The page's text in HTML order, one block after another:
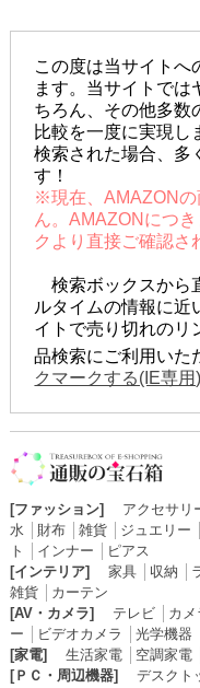
この度は当サイトへ
ます。当サイトでは
ちろん、その他多数
比較を一度に実現し
検索された場合、多
す！
※現在、AMAZONの
ん。AMAZONにつ
クより直接ご確認さ
検索ボックスから
ルタイムの情報に近
イトで売り切れのリ
品検索にご利用いた
クマークする(IE専用)
[ファッション] アクセサリ
水
財布│ 雑貨│ ジュエリー
ト
インナー
ピアス
[インテリア]
家具│ 収納
雑貨│ カーテン
[AV・カメラ]
テレビ│ カメ
ー
ビデオカメラ
光学機器
[家電]
生活家電│ 空調家電│
[ＰＣ・周辺機器]
デスクト